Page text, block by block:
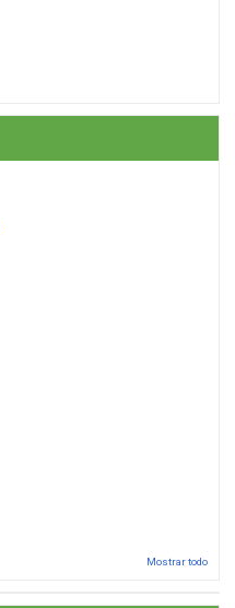
Mostrar todo